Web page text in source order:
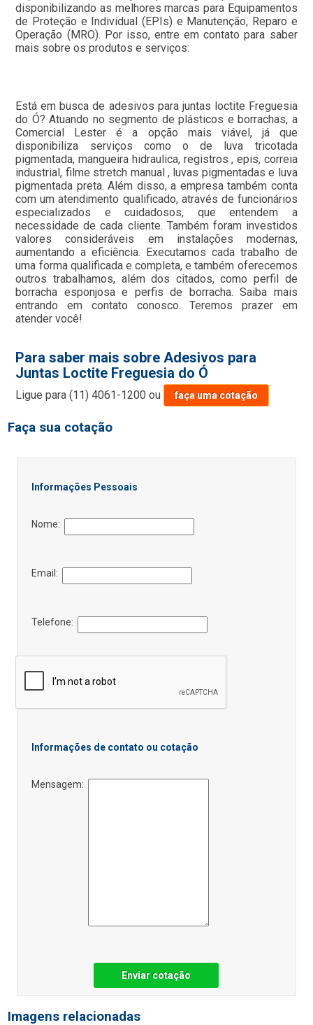
disponibilizando as melhores marcas para Equipamentos
de Proteção e Individual (EPIs) e Manutenção, Reparo e
Operação (MRO). Por isso, entre em contato para saber
mais sobre os produtos e serviços:
Está em busca de adesivos para juntas loctite Freguesia
do Ó? Atuando no segmento de plásticos e borrachas, a
Comercial Lester é a opção mais viável, já que
disponibiliza serviços como o de luva tricotada
pigmentada, mangueira hidraulica, registros , epis, correia
industrial, filme stretch manual , luvas pigmentadas e luva
pigmentada preta. Além disso, a empresa também conta
com um atendimento qualificado, através de funcionários
especializados e cuidadosos, que entendem a
necessidade de cada cliente. Também foram investidos
valores consideráveis em instalações modernas,
aumentando a eficiência. Executamos cada trabalho de
uma forma qualificada e completa, e também oferecemos
outros trabalhamos, além dos citados, como perfil de
borracha esponjosa e perfis de borracha. Saiba mais
entrando em contato conosco. Teremos prazer em
atender você!
Para saber mais sobre Adesivos para
Juntas Loctite Freguesia do Ó
Ligue para(11) 4061-1200 ou faça uma cotação
Faça sua cotação
Informações Pessoais
Nome:
Email:
Telefone:
Informações de contato ou cotação
Mensagem:
Enviar cotação
Imagens relacionadas